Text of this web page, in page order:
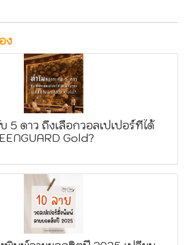
ง
5 ดาว ถึงเลือกวอลเปเปอร์ที่ได้
Gold?